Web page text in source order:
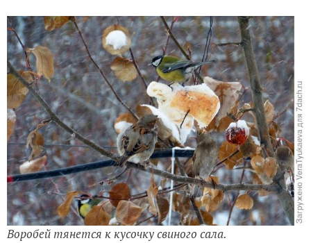
Воробей тянется к кусочку свиного сала.